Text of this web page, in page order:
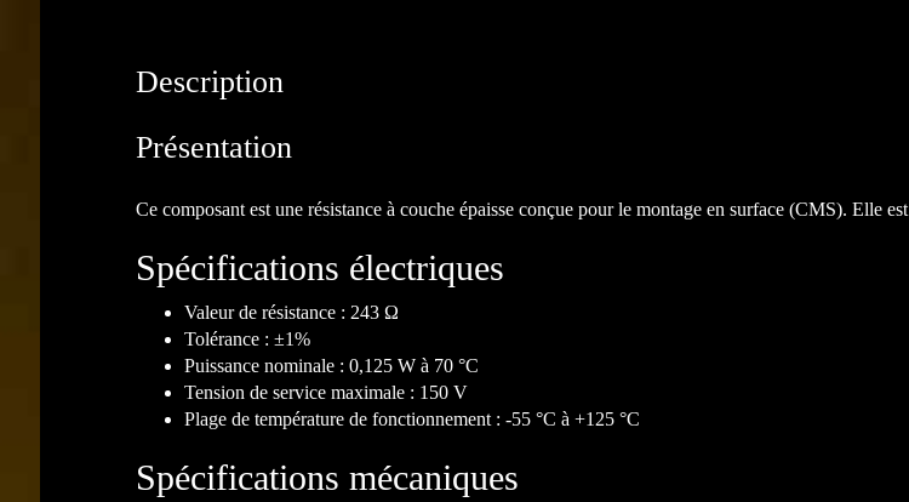
Description
Présentation
Ce composant est une résistance à couche épaisse conçue pour le montage en surface (CMS).
Spécifications électriques
Valeur de résistance : 243 Ω
Tolérance : ±1%
Puissance nominale : 0,125 W à 70 °C
Tension de service maximale : 150 V
Plage de température de fonctionnement : -55 °C à +125 °C
Spécifications mécaniques